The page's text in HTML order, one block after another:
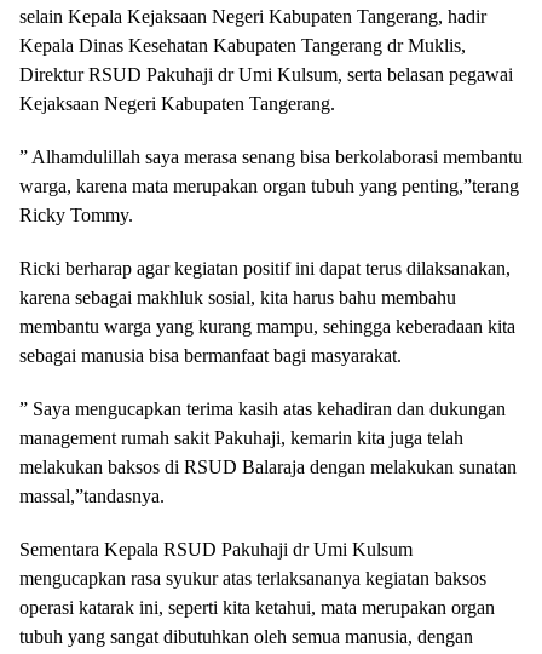
selain Kepala Kejaksaan Negeri Kabupaten Tangerang, hadir
Kepala Dinas Kesehatan Kabupaten Tangerang dr Muklis,
Direktur RSUD Pakuhaji dr Umi Kulsum, serta belasan pegawai
Kejaksaan Negeri Kabupaten Tangerang.
” Alhamdulillah saya merasa senang bisa berkolaborasi membantu
warga, karena mata merupakan organ tubuh yang penting,”terang
Ricky Tommy.
Ricki berharap agar kegiatan positif ini dapat terus dilaksanakan,
karena sebagai makhluk sosial, kita harus bahu membahu
membantu warga yang kurang mampu, sehingga keberadaan kita
sebagai manusia bisa bermanfaat bagi masyarakat.
” Saya mengucapkan terima kasih atas kehadiran dan dukungan
management rumah sakit Pakuhaji, kemarin kita juga telah
melakukan baksos di RSUD Balaraja dengan melakukan sunatan
massal,”tandasnya.
Sementara Kepala RSUD Pakuhaji dr Umi Kulsum
mengucapkan rasa syukur atas terlaksananya kegiatan baksos
operasi katarak ini, seperti kita ketahui, mata merupakan organ
tubuh yang sangat dibutuhkan oleh semua manusia, dengan